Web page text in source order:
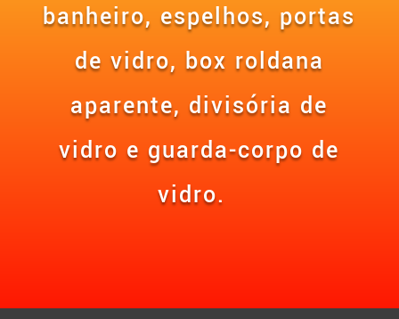
banheiro, espelhos, portas
de vidro, box roldana
aparente, divisória de
vidro e guarda-corpo de
vidro.